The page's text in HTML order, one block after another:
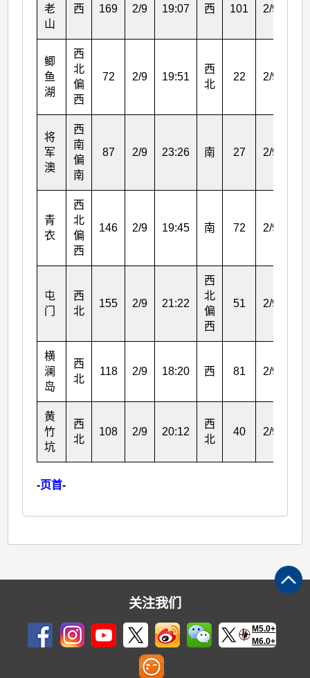
老
山
西 169 2/9 19:07 西 101 2/9
鲫
鱼
湖
西
北
偏
西
72 2/9 19:51
西
北
22 2/9
将
军
澳
西
南
偏
南
87 2/9 23:26 南 27 2/9
青
衣
西
北
偏
西
146 2/9 19:45 南 72 2/9
屯
门
西
北
155 2/9 21:22
西
北
偏
西
51 2/9
横
澜
岛
西
北
118 2/9 18:20 西 81 2/9
黄
竹
坑
西
北
108 2/9 20:12
西
北
40 2/9
-页首-
关注我们
M5.0+
M6.0+